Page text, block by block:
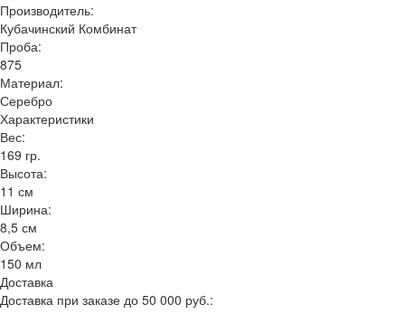
Производитель:
Кубачинский Комбинат
Проба:
875
Материал:
Серебро
Характеристики
Вес:
169 гр.
Высота:
11 см
Ширина:
8,5 см
Объем:
150 мл
Доставка
Доставка при заказе до 50 000 руб.: